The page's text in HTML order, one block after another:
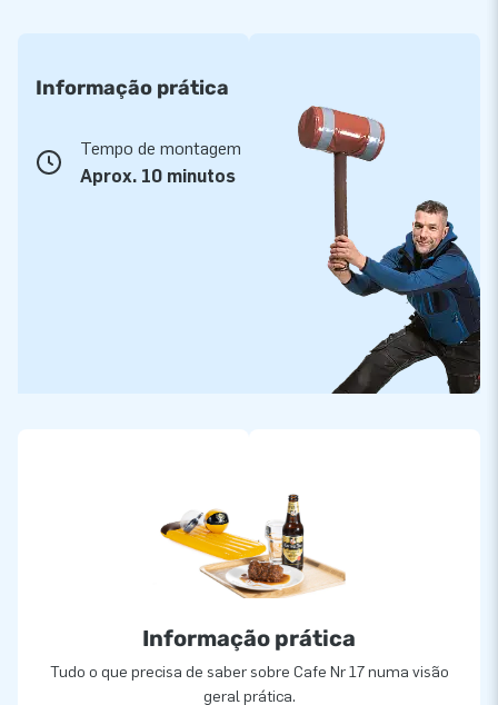
Informação prática
Tempo de montagem
Aprox. 10 minutos
Informação prática
Tudo o que precisa de saber sobre Cafe Nr 17 numa visão
geral prática.